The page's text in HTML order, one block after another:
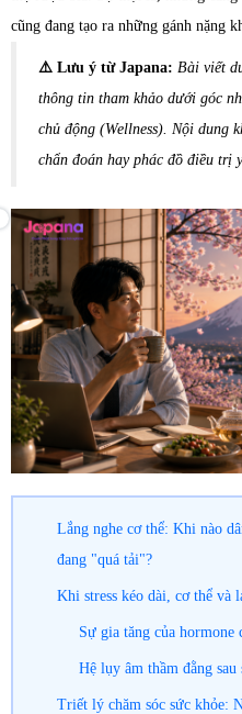
cũng đang tạo ra những gánh nặng
⚠️ Lưu ý từ Japana: Bài viết
thông tin tham khảo dưới góc
chủ động (Wellness). Nội dung
chẩn đoán hay phác đồ điều trị
Lắng nghe cơ thể: Khi nào
đang "quá tải"?
Khi stress kéo dài, cơ thể và
Sự gia tăng của hormone
Hệ lụy âm thầm đằng sau
Triết lý chăm sóc sức khỏe: